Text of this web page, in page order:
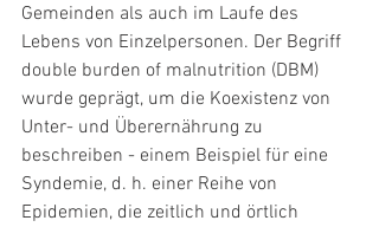
Gemeinden als auch im Laufe des
Lebens von Einzelpersonen. Der Begriff
double burden of malnutrition (DBM)
wurde geprägt, um die Koexistenz von
Unter- und Überernährung zu
beschreiben - einem Beispiel für eine
Syndemie, d. h. einer Reihe von
Epidemien, die zeitlich und örtlich